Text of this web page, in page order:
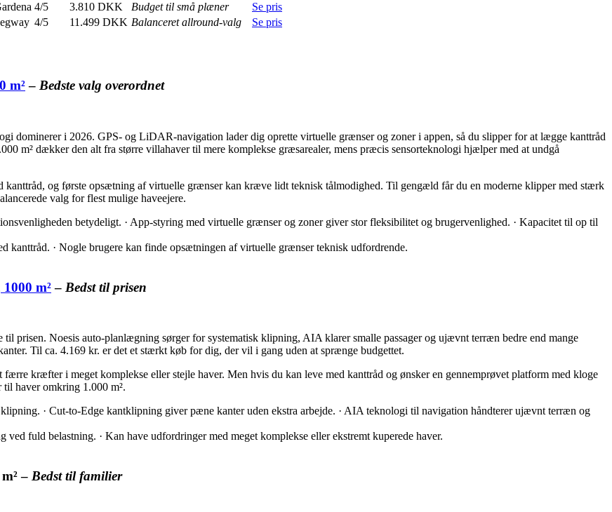
4/5 3.810 DKK Budget til små plæner
Se pris
4/5 11.499 DKK Balanceret allround-valg Se pris
m²– Bedste valg overordnet
dominerer i 2026. GPS- og LiDAR-navigation lader dig oprette virtuelle grænser og zoner i appen, så du slipper for at lægge kanttråd
m² dækker den alt fra større villahaver til mere komplekse græsarealer, mens præcis sensorteknologi hjælper med at undgå
kanttråd, og første opsætning af virtuelle grænser kan kræve lidt teknisk tålmodighed. Til gengæld får du en moderne klipper med stærk
valg for flest mulige haveejere.
betydeligt. · App-styring med virtuelle grænser og zoner giver stor fleksibilitet og brugervenlighed. · Kapacitet til op til
kanttråd. · Nogle brugere kan finde opsætningen af virtuelle grænser teknisk udfordrende.
m²– Bedst til prisen
prisen. Noesis auto-planlægning sørger for systematisk klipning, AIA klarer smalle passager og ujævnt terræn bedre end mange
Til ca. 4.169 kr. er det et stærkt køb for dig, der vil i gang uden at sprænge budgettet.
kræfter i meget komplekse eller stejle haver. Men hvis du kan leve med kanttråd og ønsker en gennemprøvet platform med kloge
haver omkring 1.000 m².
· Cut-to-Edge kantklipning giver pæne kanter uden ekstra arbejde. · AIA teknologi til navigation håndterer ujævnt terræn og
fuld belastning. · Kan have udfordringer med meget komplekse eller ekstremt kuperede haver.
– Bedst til familier